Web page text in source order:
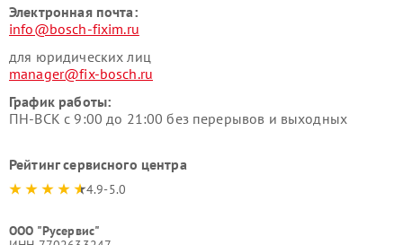
Электронная почта:
info@bosch-fixim.ru
для юридических лиц
manager@fix-bosch.ru
График работы:
ПН-ВСК с 9:00 до 21:00 без перерывов и выходных
Рейтинг сервисного центра
4.9-5.0
ООО "Русервис"